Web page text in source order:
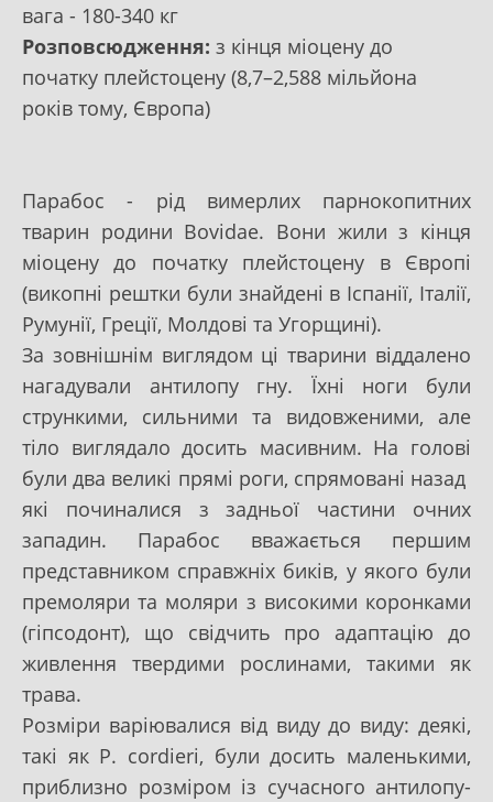
вага - 180-340 кг
Розповсюдження: з кінця міоцену до
початку плейстоцену (8,7–2,588 мільйона
років тому, Європа)
Парабос - рід вимерлих парнокопитних
тварин родини Bovidae. Вони жили з кінця
міоцену до початку плейстоцену в Європі
(викопні рештки були знайдені в Іспанії, Італії,
Румунії, Греції, Молдові та Угорщині).
За зовнішнім виглядом ці тварини віддалено
нагадували антилопу гну. Їхні ноги були
стрункими, сильними та видовженими, але
тіло виглядало досить масивним. На голові
були два великі прямі роги, спрямовані назад
які починалися з задньої частини очних
западин. Парабос вважається першим
представником справжніх биків, у якого були
премоляри та моляри з високими коронками
(гіпсодонт), що свідчить про адаптацію до
живлення твердими рослинами, такими як
трава.
Розміри варіювалися від виду до виду: деякі,
такі як P. cordieri, були досить маленькими,
приблизно розміром із сучасного антилопу-